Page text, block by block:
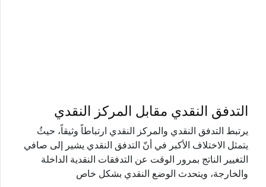
التدفق النقدي مقابل المركز النقدي
يرتبط التدفق النقدي والمركز النقدي ارتباطاً وثيقاً، حيثُ
يتمثل الاختلاف الأكبر في أنّ التدفق النقدي يشير إلى صافي
التغيير الناتج بمرور الوقت عن التدفقات النقدية الداخلة
والخارجة، ويتحدث الوضع النقدي بشكل خاص